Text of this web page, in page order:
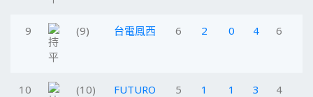
9 (9) 台電鳳西 6 2 0 4 6
10 (10) FUTURO 5 1 1 3 4